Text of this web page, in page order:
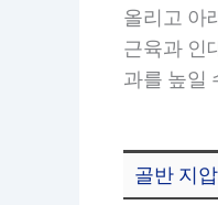
올리고 아
근육과 인
과를 높일
골반 지